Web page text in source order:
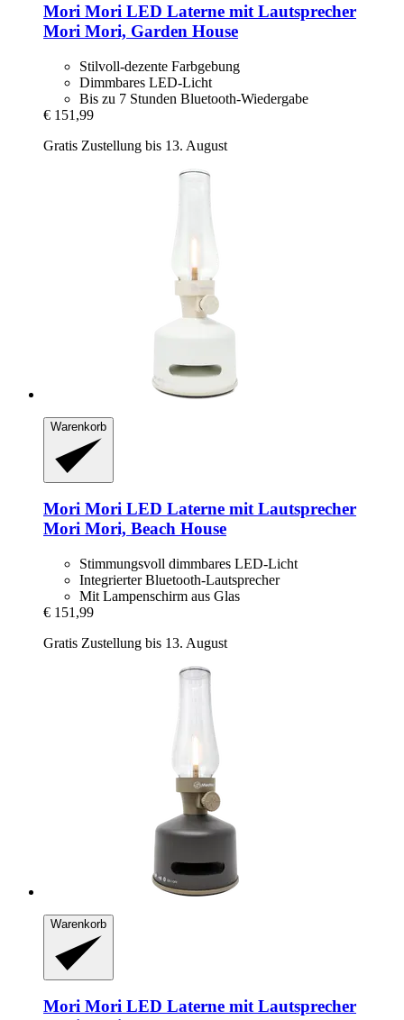
Mori Mori LED Laterne mit Lautsprecher
Mori Mori, Garden House
Stilvoll-dezente Farbgebung
Dimmbares LED-Licht
Bis zu 7 Stunden Bluetooth-Wiedergabe
€ 151,99
Gratis Zustellung bis 13. August
Warenkorb
Mori Mori LED Laterne mit Lautsprecher
Mori Mori, Beach House
Stimmungsvoll dimmbares LED-Licht
Integrierter Bluetooth-Lautsprecher
Mit Lampenschirm aus Glas
€ 151,99
Gratis Zustellung bis 13. August
Warenkorb
Mori Mori LED Laterne mit Lautsprecher